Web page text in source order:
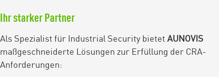
Ihr starker Partner
Als Spezialist für Industrial Security bietetAUNOVIS
maßgeschneiderte Lösungen zur Erfüllung der CRA-
Anforderungen: